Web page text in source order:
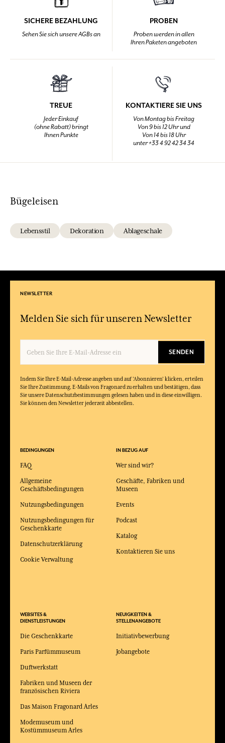
SICHERE BEZAHLUNG
Sehen Sie sich unsere AGBs an
PROBEN
Proben werden in allen
Ihren Paketen angeboten
TREUE
Jeder Einkauf
(ohne Rabatt) bringt
Ihnen Punkte
KONTAKTIERE SIE UNS
Von Montag bis Freitag
Von 9 bis 12 Uhr und
Von 14 bis 18 Uhr
unter +33 4 92 42 34 34
Bügeleisen
Lebensstil Dekoration Ablageschale
NEWSLETTER
Melden Sie sich für unseren Newsletter
SENDEN
Indem Sie Ihre E-Mail-Adresse angeben und auf 'Abonnieren' klicken, erteilen
Sie Ihre Zustimmung, E-Mails von Fragonard zu erhalten und bestätigen, dass
Sie unsere Datenschutzbestimmungen gelesen haben und in diese einwilligen.
Sie können den Newsletter jederzeit abbestellen.
BEDINGUNGEN
FAQ
Allgemeine
Geschäftsbedingungen
Nutzungsbedingungen
Nutzungsbedingungen für
Geschenkkarte
Datenschutzerklärung
Cookie Verwaltung
WEBSITES &
DIENSTLEISTUNGEN
Die Geschenkkarte
Paris Parfümmuseum
Duftwerkstatt
Fabriken und Museen der
französischen Riviera
Das Maison Fragonard Arles
Modemuseum und
Kostümmuseum Arles
IN BEZUG AUF
Wer sind wir?
Geschäfte, Fabriken und
Museen
Events
Podcast
Katalog
Kontaktieren Sie uns
NEUIGKEITEN &
STELLENANGEBOTE
Initiativbewerbung
Jobangebote